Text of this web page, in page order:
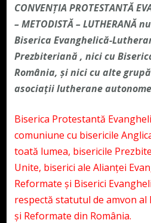
CONVENŢIA PROTESTANTĂ
– METODISTĂ – LUTHERANĂ
Biserica Evanghelică-
Prezbiteriană , nici cu
România, și nici cu alte
asociații lutherane
Biserica Protestantă
comuniune cu bisericile
toată lumea, bisericile
Unite, biserici ale Alianței
Reformate și Biserici
respectă statutul de amvon al
și Reformate din România.